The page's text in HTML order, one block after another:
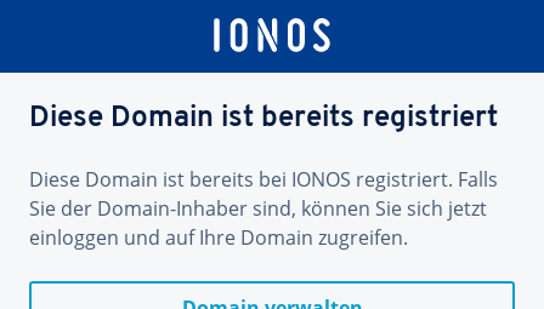
Diese Domain ist bereits registriert
Diese Domain ist bereits bei IONOS registriert. Falls
Sie der Domain-Inhaber sind, können Sie sich jetzt
einloggen und auf Ihre Domain zugreifen.